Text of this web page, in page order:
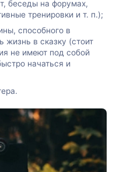
беседы на форумах,
тренировки и т. п.);
способного в
жизнь в сказку (стоит
не имеют под собой
начаться и